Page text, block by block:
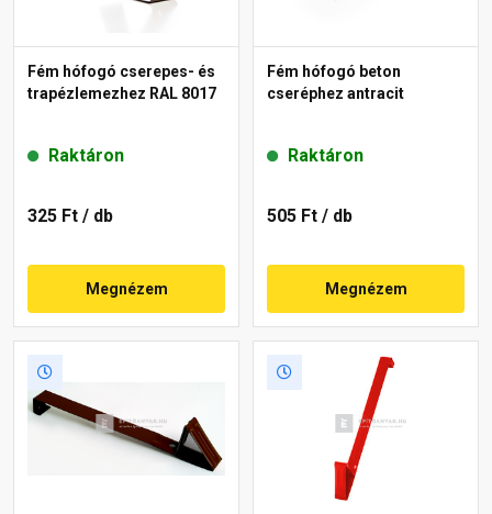
Fém hófogó cserepes- és
trapézlemezhez RAL 8017
Raktáron
325 Ft / db
Megnézem
Fém hófogó beton
cseréphez antracit
Raktáron
505 Ft / db
Megnézem